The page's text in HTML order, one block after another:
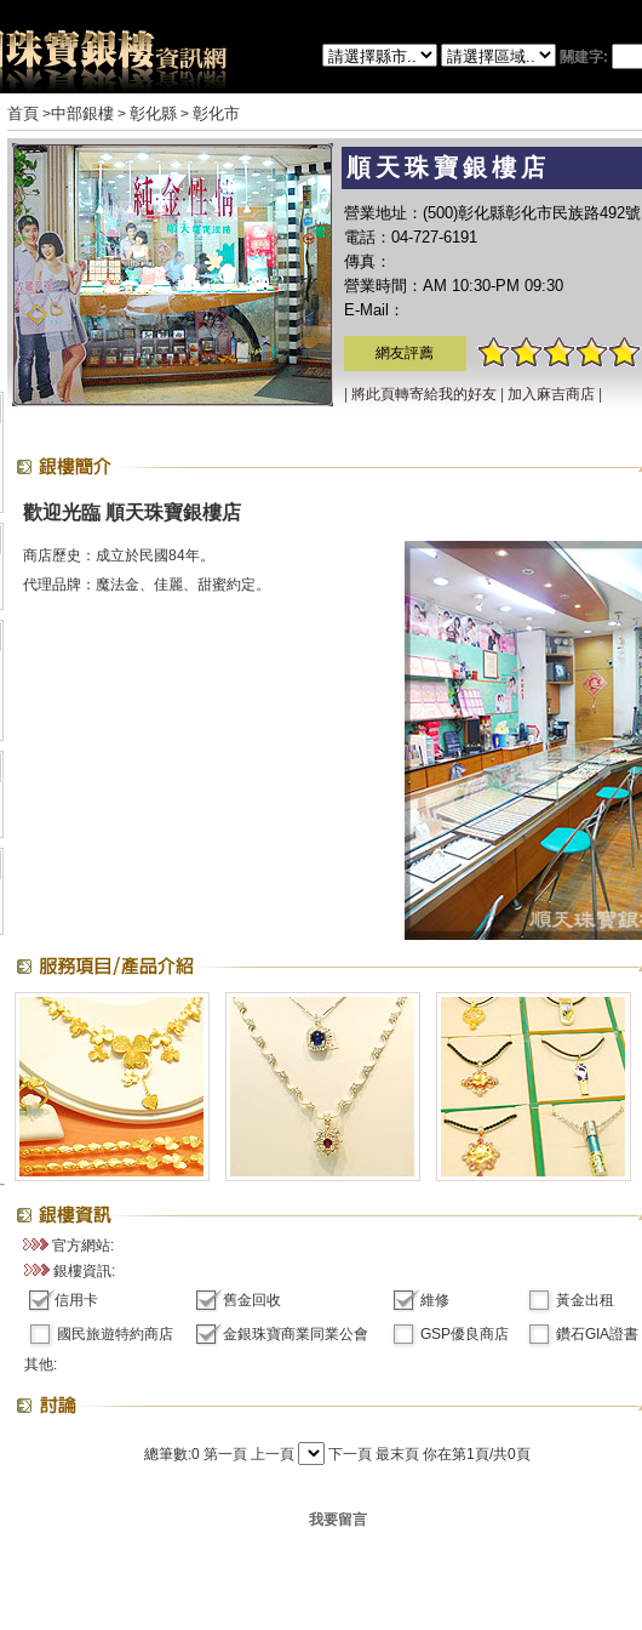
關建字:
首頁 >中部銀樓> 彰化縣> 彰化市
順天珠寶銀樓店
營業地址：(500)彰化縣彰化市民族路492號
電話：04-727-6191
傳真：
營業時間：AM 10:30-PM 09:30
E-Mail：
網友評薦
將此頁轉寄給我的好友| 加入麻吉商店|
歡迎光臨 順天珠寶銀樓店
商店歷史：成立於民國84年。
代理品牌：魔法金、佳麗、甜蜜約定。
官方網站:
銀樓資訊:
信用卡
舊金回收 維修
黃金出租
國民旅遊特約商店
金銀珠寶商業同業公會 GSP優良商店
鑽石GIA證書
其他:
總筆數:0 第一頁 上一頁 下一頁 最末頁 你在第1頁/共0頁
我要留言